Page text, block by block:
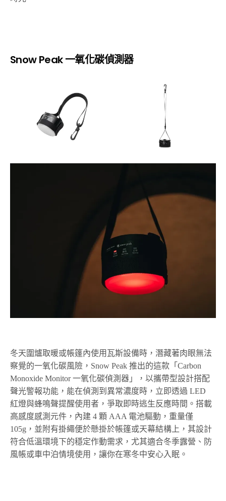
Snow Peak 一氧化碳偵測器
冬天圍爐取暖或帳篷內使用瓦斯設備時，潛藏著肉眼無法
察覺的一氧化碳風險，Snow Peak 推出的這款「Carbon
Monoxide Monitor 一氧化碳偵測器」，以攜帶型設計搭配
聲光警報功能，能在偵測到異常濃度時，立即透過 LED
紅燈與蜂鳴聲提醒使用者，爭取即時逃生反應時間。搭載
高感度感測元件，內建 4 顆 AAA 電池驅動，重量僅
105g，並附有掛繩便於懸掛於帳篷或天幕結構上，其設計
符合低溫環境下的穩定作動需求，尤其適合冬季露營、防
風帳或車中泊情境使用，讓你在寒冬中安心入眠。